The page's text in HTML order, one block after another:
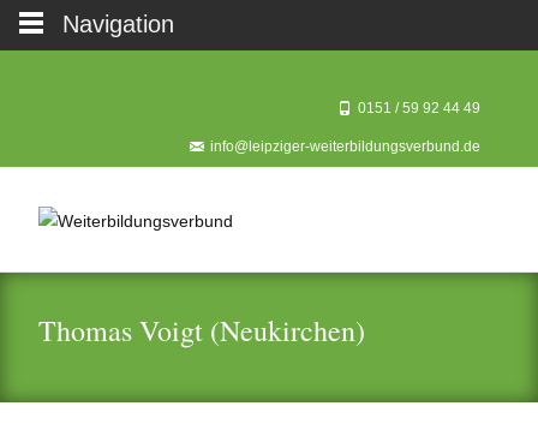
0151 / 59 92 44 49‬
info@leipziger-weiterbildungsverbund.de
Thomas Voigt (Neukirchen)
Navigation